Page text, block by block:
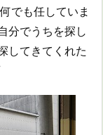
でも任していま
分でうちを探し
してきてくれた